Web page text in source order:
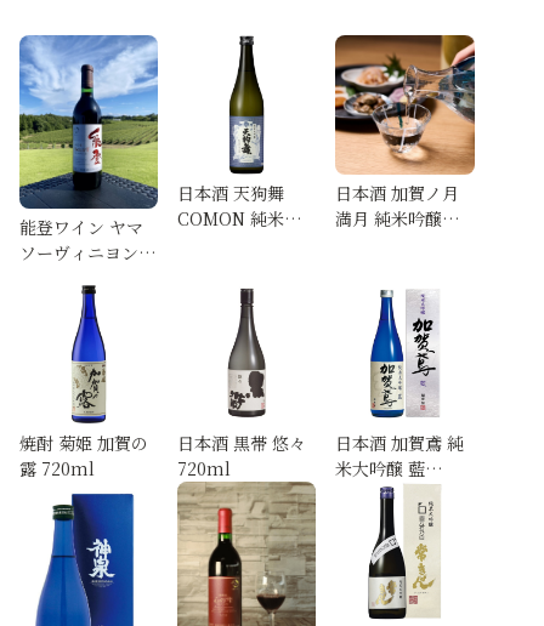
能登ワイン ヤマ
ソーヴィニヨン
日本酒 天狗舞
COMON 純米大
日本酒 加賀ノ月
満月 純米吟醸
焼酎 菊姫 加賀の
露 720ml
日本酒 黒帯 悠々
720ml
日本酒 加賀鳶 純
米大吟醸 藍
720ml